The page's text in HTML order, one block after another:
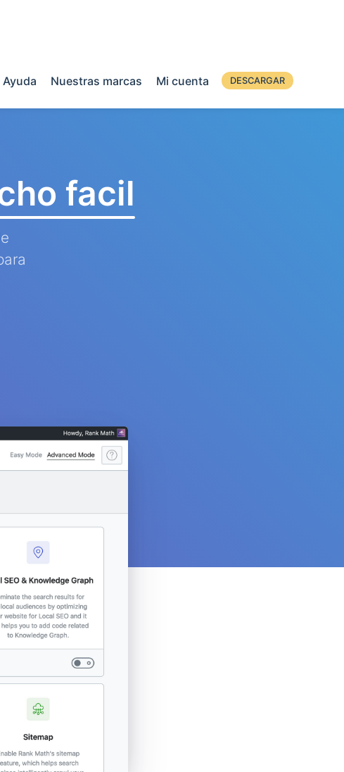
Ayuda Nuestras marcas Mi cuenta DESCARGAR
facil